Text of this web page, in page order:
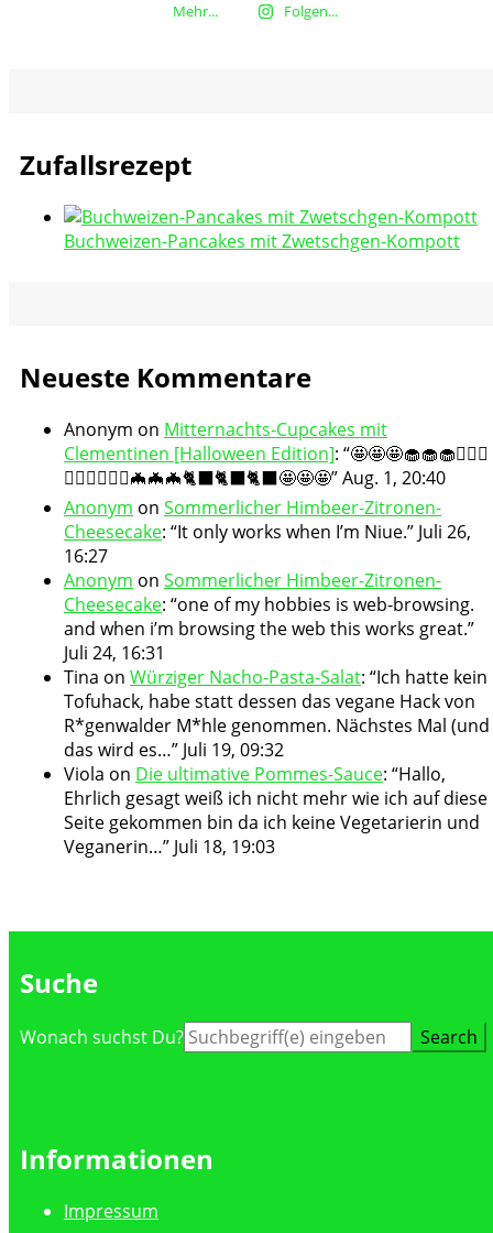
Mehr... Folgen...
Zufallsrezept
Buchweizen-Pancakes mit Zwetschgen-Kompott
Neueste Kommentare
Anonym on Mitternachts-Cupcakes mit
Clementinen [Halloween Edition]: “🤩🤩🤩🧁🧁🧁🧛🏻‍♀️
🧛🏻‍♀️🧛🏻‍♀️🦇🦇🦇🐈‍⬛🐈‍⬛🐈‍⬛🤩🤩🤩”Aug. 1, 20:40
Anonym on Sommerlicher Himbeer-Zitronen-
Cheesecake: “It only works when I’m Niue.” Juli 26,
16:27
Anonym on Sommerlicher Himbeer-Zitronen-
Cheesecake: “one of my hobbies is web-browsing.
and when i’m browsing the web this works great.”
Juli 24, 16:31
Tina on Würziger Nacho-Pasta-Salat: “Ich hatte kein
Tofuhack, habe statt dessen das vegane Hack von
R*genwalder M*hle genommen. Nächstes Mal (und
das wird es…” Juli 19, 09:32
Viola on Die ultimative Pommes-Sauce: “Hallo,
Ehrlich gesagt weiß ich nicht mehr wie ich auf diese
Seite gekommen bin da ich keine Vegetarierin und
Veganerin…” Juli 18, 19:03
Suche
Suche
Wonach suchst Du?
Informationen
Impressum